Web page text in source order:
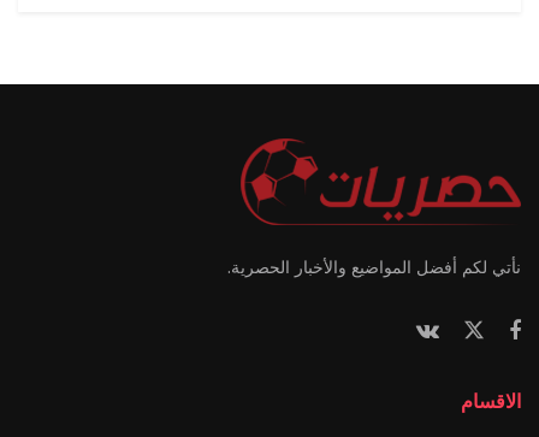
نأتي لكم أفضل المواضيع والأخبار الحصرية.
الاقسام